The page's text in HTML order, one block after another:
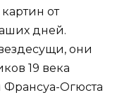
от
дней.
они
19 века
Франсуа-Огюста